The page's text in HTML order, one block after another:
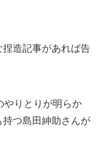
造記事があれば告
やりとりが明らか
つ島田紳助さんが